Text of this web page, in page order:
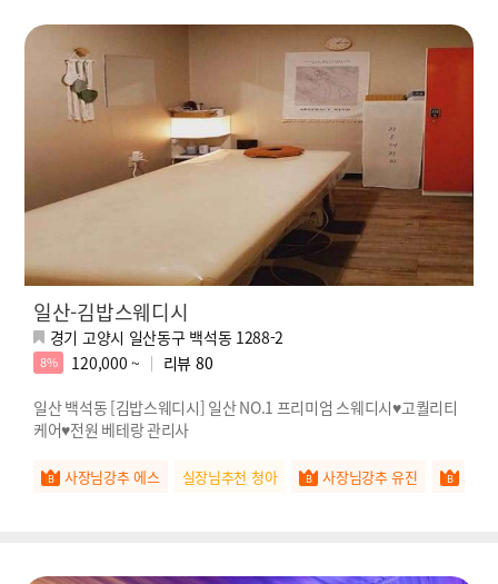
일산-김밥스웨디시
경기 고양시 일산동구 백석동 1288-2
8% 120,000 ~ 리뷰 80
일산 백석동 [김밥스웨디시] 일산 NO.1 프리미엄 스웨디시♥고퀄리티
케어♥전원 베테랑 관리사
사장님강추 에스 실장님추천 청아 사장님강추 유진 사장